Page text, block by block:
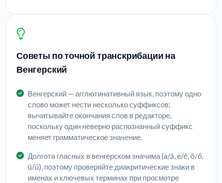
Советы по точной транскрибации на
Венгерский
Венгерский — агглютинативный язык, поэтому одно
слово может нести несколько суффиксов;
вычитывайте окончания слов в редакторе,
поскольку один неверно распознанный суффикс
меняет грамматическое значение.
Долгота гласных в венгерском значима (a/á, e/é, ö/ő,
ü/ű), поэтому проверяйте диакритические знаки в
именах и ключевых терминах при просмотре